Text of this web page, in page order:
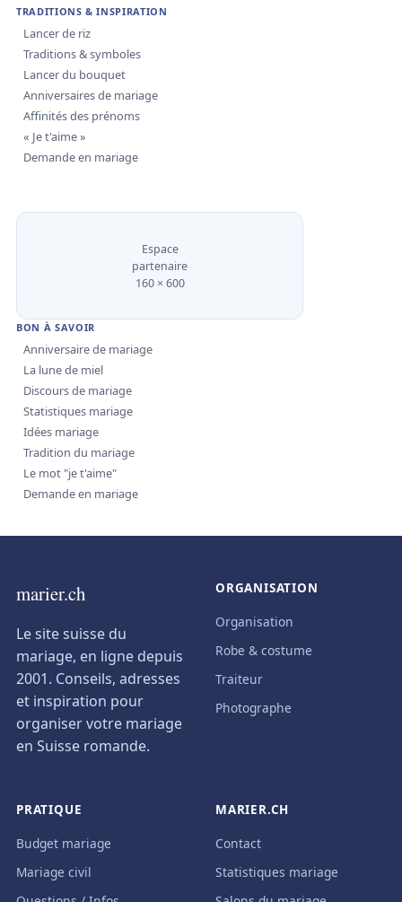
TRADITIONS & INSPIRATION
Lancer de riz
Traditions & symboles
Lancer du bouquet
Anniversaires de mariage
Affinités des prénoms
« Je t'aime »
Demande en mariage
Espace
partenaire
160 × 600
BON À SAVOIR
Anniversaire de mariage
La lune de miel
Discours de mariage
Statistiques mariage
Idées mariage
Tradition du mariage
Le mot "je t'aime"
Demande en mariage
marier.ch
Le site suisse du
mariage, en ligne depuis
2001. Conseils, adresses
et inspiration pour
organiser votre mariage
en Suisse romande.
ORGANISATION
Organisation
Robe & costume
Traiteur
Photographe
PRATIQUE
Budget mariage
Mariage civil
MARIER.CH
Contact
Statistiques mariage